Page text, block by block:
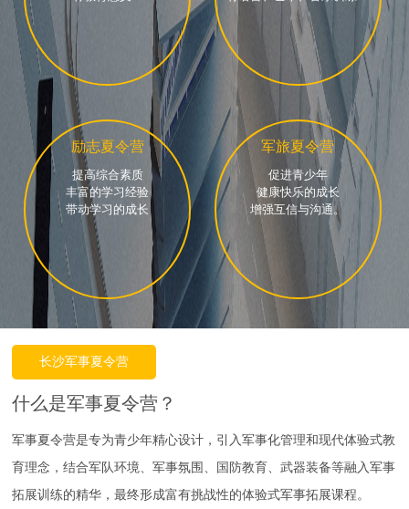
励志夏令营
提高综合素质
丰富的学习经验
带动学习的成长
军旅夏令营
促进青少年
健康快乐的成长
增强互信与沟通。
长沙军事夏令营
什么是军事夏令营？
军事夏令营是专为青少年精心设计，引入军事化管理和现代体验式教
育理念，结合军队环境、军事氛围、国防教育、武器装备等融入军事
拓展训练的精华，最终形成富有挑战性的体验式军事拓展课程。